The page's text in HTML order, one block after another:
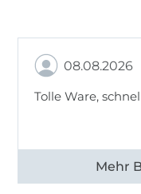
08.08.2026
Tolle Ware,
Alle 83013